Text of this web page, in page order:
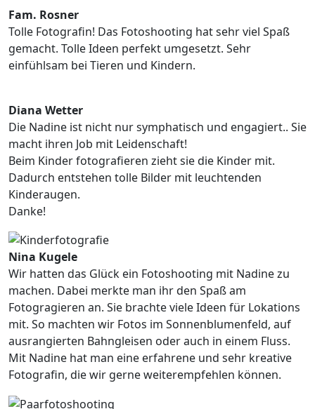
Fam. Rosner
Tolle Fotografin! Das Fotoshooting hat sehr viel Spaß
gemacht. Tolle Ideen perfekt umgesetzt. Sehr
einfühlsam bei Tieren und Kindern.
Diana Wetter
Die Nadine ist nicht nur symphatisch und engagiert.. Sie
macht ihren Job mit Leidenschaft!
Beim Kinder fotografieren zieht sie die Kinder mit.
Dadurch entstehen tolle Bilder mit leuchtenden
Kinderaugen.
Danke!
Nina Kugele
Wir hatten das Glück ein Fotoshooting mit Nadine zu
machen. Dabei merkte man ihr den Spaß am
Fotogragieren an. Sie brachte viele Ideen für Lokations
mit. So machten wir Fotos im Sonnenblumenfeld, auf
ausrangierten Bahngleisen oder auch in einem Fluss.
Mit Nadine hat man eine erfahrene und sehr kreative
Fotografin, die wir gerne weiterempfehlen können.